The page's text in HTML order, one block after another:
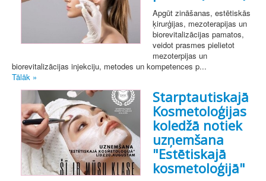
Apgūt zināšanas, estētiskās
ķirurģijas, mezoterapijas un
biorevitalizācijas pamatos,
veidot prasmes pielietot
mezoterpijas un
biorevitalizācijas injekciju, metodes un kompetences p...
Tālāk »
Starptautiskajā
Kosmetoloģijas
koledžā notiek
uzņemšana
"Estētiskajā
kosmetoloģijā"